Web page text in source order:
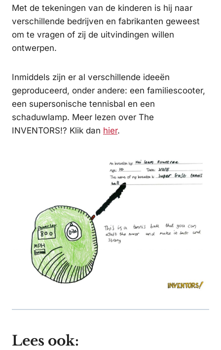
Met de tekeningen van de kinderen is hij naar
verschillende bedrijven en fabrikanten geweest
om te vragen of zij de uitvindingen willen
ontwerpen.
Inmiddels zijn er al verschillende ideeën
geproduceerd, onder andere: een familiescooter,
een supersonische tennisbal en een
schaduwlamp. Meer lezen over The
INVENTORS!? Klik dan hier.
Lees ook: